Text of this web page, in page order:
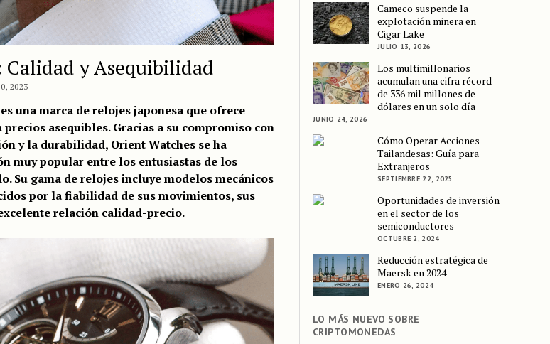
y Asequibilidad
2023
una marca de relojes japonesa que ofrece
asequibles. Gracias a su compromiso con
y la durabilidad, Orient Watches se ha
muy popular entre los entusiastas de los
Su gama de relojes incluye modelos mecánicos
por la fiabilidad de sus movimientos, sus
relación calidad-precio.
Cameco suspende la
explotación minera en
Cigar Lake
JULIO 13, 2026
Los multimillonarios
acumulan una cifra récord
de 336 mil millones de
dólares en un solo día
JUNIO 24, 2026
Cómo Operar Acciones
Tailandesas: Guía para
Extranjeros
SEPTIEMBRE 22, 2025
Oportunidades de inversión
en el sector de los
semiconductores
OCTUBRE 2, 2024
Reducción estratégica de
Maersk en 2024
ENERO 26, 2024
LO MÁS NUEVO SOBRE
CRIPTOMONEDAS